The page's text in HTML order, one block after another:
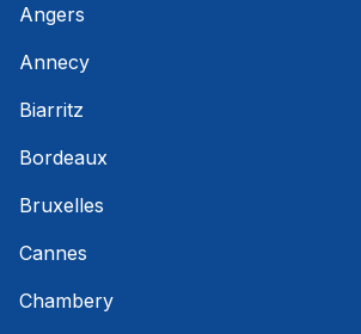
Angers
Annecy
Biarritz
Bordeaux
Bruxelles
Cannes
Chambery